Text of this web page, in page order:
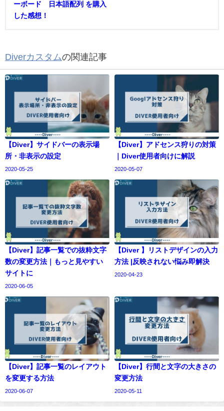
ーボード 日本語配列 を購入
した感想！
Diverカスタムの関連記事
【Diver】サイドバーの表示場
所・非表示の設定
2020-05-25
【Diver】アドセンス狩りの対策
｜Diver使用者向けに解説
2020-05-07
【Diver】記事一覧での抜粋文字
数の変更方法｜もっと見やすい
サイトに
2020-06-05
【Diver 】リストデザインの入力
方法 |反映されない悩み即解決
2020-04-23
【Diver】記事一覧のレイアウト
を変更する方法
2020-06-07
【Diver】行間と文字の大きさの
変更方法
2020-05-11